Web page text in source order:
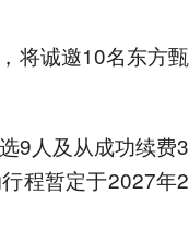
将诚邀10名东方甄
9人及从成功续费3
程暂定于2027年2